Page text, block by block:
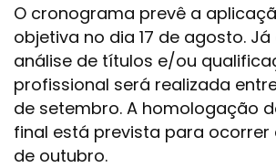
O cronograma prevê a
objetiva no dia 17 de agosto.
análise de títulos e/ou
profissional será realizada entre
de setembro. A homologação
final está prevista para ocorrer
de outubro.